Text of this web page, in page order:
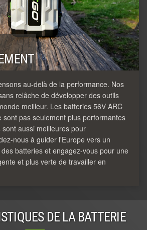
au-delà de la performance. Nos
relâche de développer des outils
meilleur. Les batteries 56V ARC
pas seulement plus performantes
aussi meilleures pour
nous à guider l'Europe vers un
batteries et engagez-vous pour une
et plus verte de travailler en
DE LA BATTERIE